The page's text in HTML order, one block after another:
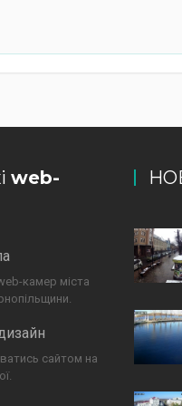
web-
камер міста
сайтом на